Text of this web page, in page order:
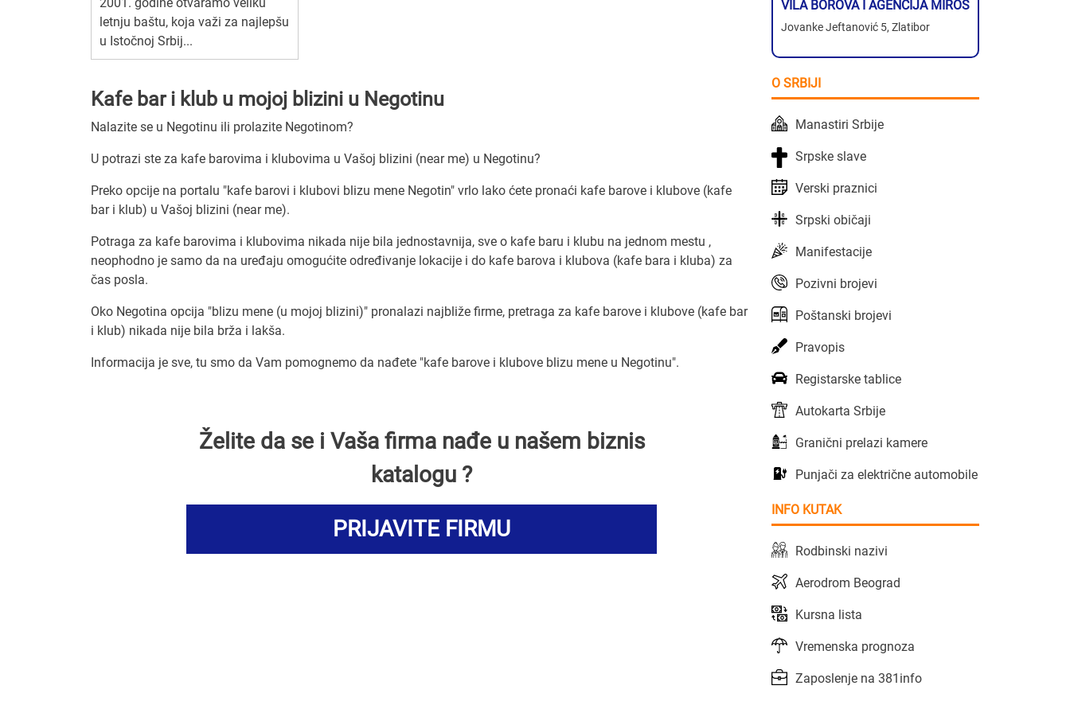
letnju baštu, koja važi za najlepšu
u Istočnoj Srbij...
Kafe bar i klub u mojoj blizini u Negotinu
Nalazite se u Negotinu ili prolazite Negotinom?
U potrazi ste za kafe barovima i klubovima u Vašoj blizini (near me) u Negotinu?
Preko opcije na portalu "kafe barovi i klubovi blizu mene Negotin" vrlo lako ćete pronaći kafe barove i klubove (kafe
bar i klub) u Vašoj blizini (near me).
Potraga za kafe barovima i klubovima nikada nije bila jednostavnija, sve o kafe baru i klubu na jednom mestu ,
neophodno je samo da na uređaju omogućite određivanje lokacije i do kafe barova i klubova (kafe bara i kluba) za
čas posla.
Oko Negotina opcija "blizu mene (u mojoj blizini)" pronalazi najbliže firme, pretraga za kafe barove i klubove (kafe bar
i klub) nikada nije bila brža i lakša.
Informacija je sve, tu smo da Vam pomognemo da nađete "kafe barove i klubove blizu mene u Negotinu".
Želite da se i Vaša firma nađe u našem biznis
katalogu ?
PRIJAVITE FIRMU
VILA BOROVA I AGENCIJA MIROS
Jovanke Jeftanović 5, Zlatibor
O SRBIJI
Manastiri Srbije
Srpske slave
Verski praznici
Srpski običaji
Manifestacije
Pozivni brojevi
Poštanski brojevi
Pravopis
Registarske tablice
Autokarta Srbije
Granični prelazi kamere
Punjači za električne automobile
INFO KUTAK
Rodbinski nazivi
Aerodrom Beograd
Kursna lista
Vremenska prognoza
Zaposlenje na 381info